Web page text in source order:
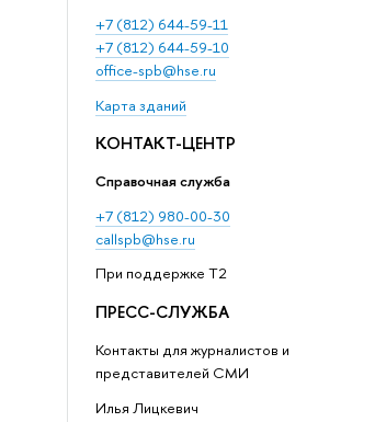
+7 (812) 644-59-11
+7 (812) 644-59-10
office-spb@hse.ru
Карта зданий
КОНТАКТ-ЦЕНТР
Справочная служба
+7 (812) 980-00-30
callspb@hse.ru
При поддержке T2
ПРЕСС-СЛУЖБА
Контакты для журналистов и
представителей СМИ
Илья Лицкевич